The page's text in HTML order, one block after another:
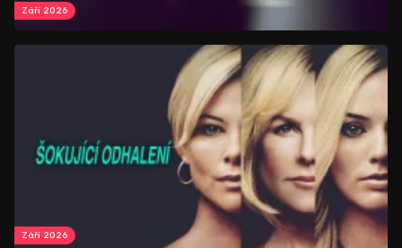
Září 2026
Září 2026